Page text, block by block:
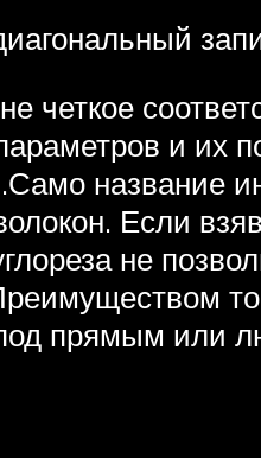
четкое
и их
название
Если
не
прямым или